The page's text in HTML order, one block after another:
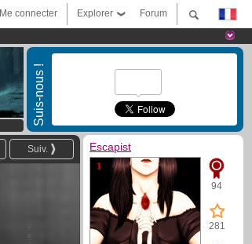
Forum
Explorer
Me connecter
Suis-nous !
Suiv. Escapist
94
281